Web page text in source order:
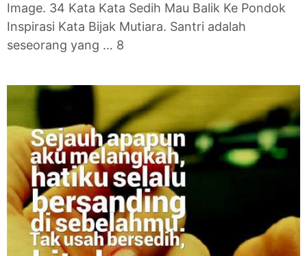
Image. 34 Kata Kata Sedih Mau Balik Ke Pondok
Inspirasi Kata Bijak Mutiara. Santri adalah
seseorang yang … 8